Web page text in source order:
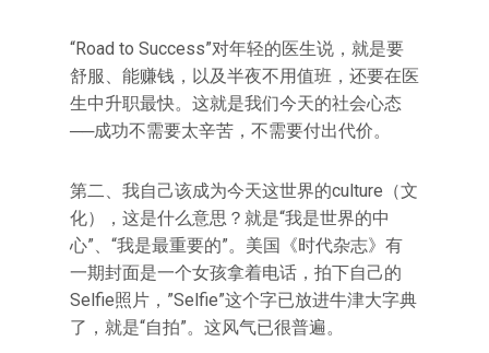
“Road to Success”对年轻的医生说，就是要
舒服、能赚钱，以及半夜不用值班，还要在医
生中升职最快。这就是我们今天的社会心态
──成功不需要太辛苦，不需要付出代价。
第二、我自己该成为今天这世界的culture（文
化），这是什么意思？就是“我是世界的中
心”、“我是最重要的”。美国《时代杂志》有
一期封面是一个女孩拿着电话，拍下自己的
Selfie照片，”Selfie”这个字已放进牛津大字典
了，就是“自拍”。这风气已很普遍。